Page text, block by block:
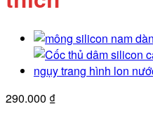
290.000 ₫